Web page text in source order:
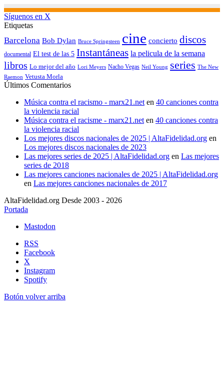
Síguenos en X
Etiquetas
Barcelona Bob Dylan Bruce Springsteen cine concierto discos
documental El test de las 5 Instantáneas la pelicula de la semana
libros Lo mejor del año Lori Meyers Nacho Vegas Neil Young series The New
Raemon Vetusta Morla
Últimos Comentarios
Música contra el racismo - marx21.net en 40 canciones contra
la violencia racial
Música contra el racisme - marx21.net en 40 canciones contra
la violencia racial
Los mejores discos nacionales de 2025 | AltaFidelidad.org en
Los mejores discos nacionales de 2023
Las mejores series de 2025 | AltaFidelidad.org en Las mejores
series de 2018
Las mejores canciones nacionales de 2025 | AltaFidelidad.org
en Las mejores canciones nacionales de 2017
AltaFidelidad.org Desde 2003 - 2026
Portada
Mastodon
RSS
Facebook
X
Instagram
Spotify
Botón volver arriba